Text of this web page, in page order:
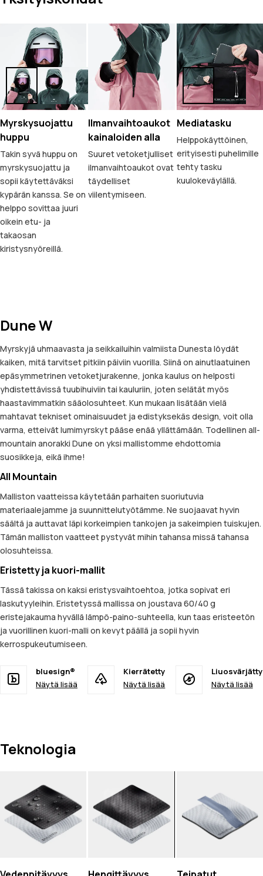
Myrskysuojattu
huppu
Takin syvä huppu on
myrskysuojattu ja
sopii käytettäväksi
kypärän kanssa. Se on
helppo sovittaa juuri
oikein etu- ja
takaosan
kiristysnyöreillä.
Ilmanvaihtoaukot
kainaloiden alla
Suuret vetoketjulliset
ilmanvaihtoaukot ovat
täydelliset
viilentymiseen.
Mediatasku
Helppokäyttöinen,
erityisesti puhelimille
tehty tasku
kuulokeväylällä.
Dune W
Myrskyjä uhmaavasta ja seikkailuihin valmiista Dunesta löydät
kaiken, mitä tarvitset pitkiin päiviin vuorilla. Siinä on ainutlaatuinen
epäsymmetrinen vetoketjurakenne, jonka kaulus on helposti
yhdistettävissä tuubihuiviin tai kauluriin, joten selätät myös
haastavimmatkin sääolosuhteet. Kun mukaan lisätään vielä
mahtavat tekniset ominaisuudet ja edistyksekäs design, voit olla
varma, etteivät lumimyrskyt pääse enää yllättämään. Todellinen all-
mountain anorakki Dune on yksi mallistomme ehdottomia
suosikkeja, eikä ihme!
All Mountain
Malliston vaatteissa käytetään parhaiten suoriutuvia
materiaalejamme ja suunnittelutyötämme. Ne suojaavat hyvin
säältä ja auttavat läpi korkeimpien tankojen ja sakeimpien tuiskujen.
Tämän malliston vaatteet pystyvät mihin tahansa missä tahansa
olosuhteissa.
Eristetty ja kuori-mallit
Tässä takissa on kaksi eristysvaihtoehtoa, jotka sopivat eri
laskutyyleihin. Eristetyssä mallissa on joustava 60/40 g
eristejakauma hyvällä lämpö-paino-suhteella, kun taas eristeetön
ja vuorillinen kuori-malli on kevyt päällä ja sopii hyvin
kerrospukeutumiseen.
bluesign®
Näytä lisää
Kierrätetty
Näytä lisää
Liuosvärjätty
Näytä lisää
Teknologia